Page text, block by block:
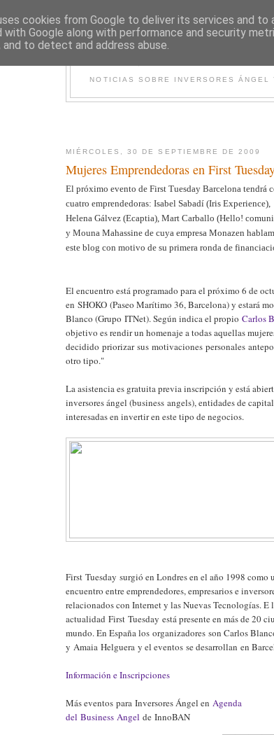
NOTICIAS SOBRE INVERSORES
MIÉRCOLES, 30 DE SEPTIEMBRE DE 2009
Mujeres Emprendedoras en First
El próximo evento de First Tuesday Barcelona tendrá
cuatro emprendedoras: Isabel Sabadí (Iris Experience),
Helena Gálvez (Ecaptia), Mart Carballo (Hello!
y Mouna Mahassine de cuya empresa Monazen
este blog con motivo de su primera ronda de
El encuentro está programado para el próximo 6 de
en SHOKO (Paseo Marítimo 36, Barcelona) y estará
Blanco (Grupo ITNet). Según indica el propio Carlos
objetivo es rendir un homenaje a todas aquellas
decidido priorizar sus motivaciones personales
otro tipo."
La asistencia es gratuita previa inscripción y está
inversores ángel (business angels), entidades de
interesadas en invertir en este tipo de negocios.
First Tuesday surgió en Londres en el año 1998 como
encuentro entre emprendedores, empresarios e
relacionados con Internet y las Nuevas Tecnologías. E
actualidad First Tuesday está presente en más de 20
mundo. En España los organizadores son Carlos
y Amaia Helguera y el eventos se desarrollan en
Información e Inscripciones
Más eventos para Inversores Ángel en Agenda
del Business Angel de InnoBAN
cookies from Google to deliver its services and to
with Google along with performance and security
to detect and address abuse.